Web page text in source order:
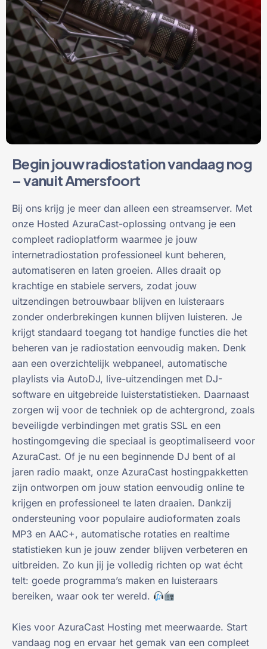
Begin jouw radiostation vandaag nog
– vanuit Amersfoort
Bij ons krijg je meer dan alleen een streamserver. Met
onze Hosted AzuraCast-oplossing ontvang je een
compleet radioplatform waarmee je jouw
internetradiostation professioneel kunt beheren,
automatiseren en laten groeien. Alles draait op
krachtige en stabiele servers, zodat jouw
uitzendingen betrouwbaar blijven en luisteraars
zonder onderbrekingen kunnen blijven luisteren. Je
krijgt standaard toegang tot handige functies die het
beheren van je radiostation eenvoudig maken. Denk
aan een overzichtelijk webpaneel, automatische
playlists via AutoDJ, live-uitzendingen met DJ-
software en uitgebreide luisterstatistieken. Daarnaast
zorgen wij voor de techniek op de achtergrond, zoals
beveiligde verbindingen met gratis SSL en een
hostingomgeving die speciaal is geoptimaliseerd voor
AzuraCast. Of je nu een beginnende DJ bent of al
jaren radio maakt, onze AzuraCast hostingpakketten
zijn ontworpen om jouw station eenvoudig online te
krijgen en professioneel te laten draaien. Dankzij
ondersteuning voor populaire audioformaten zoals
MP3 en AAC+, automatische rotaties en realtime
statistieken kun je jouw zender blijven verbeteren en
uitbreiden. Zo kun jij je volledig richten op wat écht
telt: goede programma’s maken en luisteraars
bereiken, waar ook ter wereld.
Kies voor AzuraCast Hosting met meerwaarde. Start
vandaag nog en ervaar het gemak van een compleet